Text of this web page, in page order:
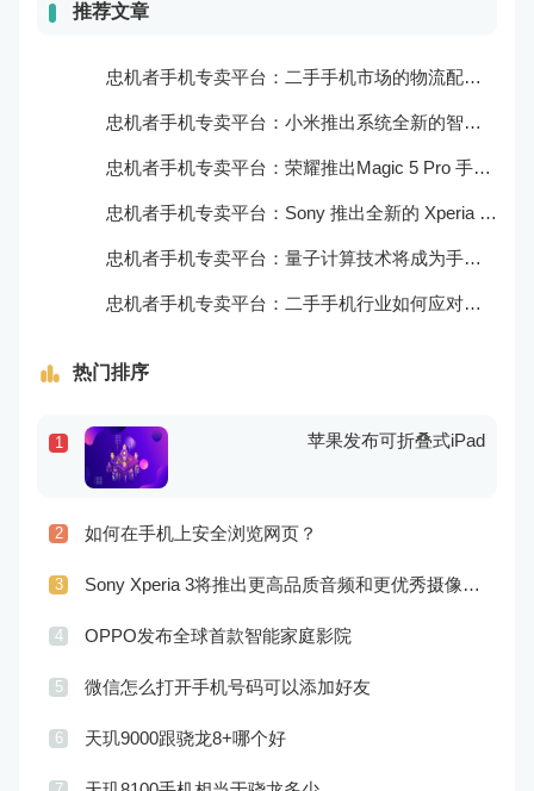
推荐文章
忠机者手机专卖平台：二手手机市场的物流配送和出售方式
忠机者手机专卖平台：小米推出系统全新的智能厨房
忠机者手机专卖平台：荣耀推出Magic 5 Pro 手机，搭载麒麟9000处理器和5000万像素主摄像头
忠机者手机专卖平台：Sony 推出全新的 Xperia 1 III 手机，展现出卓越的技术和品质
忠机者手机专卖平台：量子计算技术将成为手机行业的新的发展方向
忠机者手机专卖平台：二手手机行业如何应对生态系统的要求
热门排序
1 苹果发布可折叠式iPad
2 如何在手机上安全浏览网页？
3 Sony Xperia 3将推出更高品质音频和更优秀摄像技术
4 OPPO发布全球首款智能家庭影院
5 微信怎么打开手机号码可以添加好友
6 天玑9000跟骁龙8+哪个好